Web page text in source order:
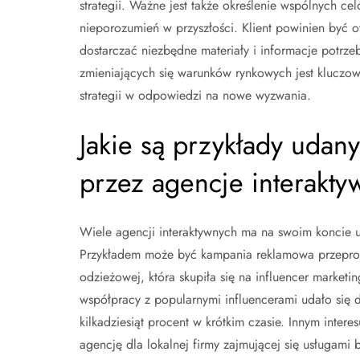
strategii. Ważne jest także określenie wspólnych
nieporozumień w przyszłości. Klient powinien być
dostarczać niezbędne materiały i informacje
zmieniających się warunków rynkowych jest
strategii w odpowiedzi na nowe wyzwania.
Jakie są przykłady
przez agencje
Wiele agencji interaktywnych ma na swoim koncie
Przykładem może być kampania reklamowa
odzieżowej, która skupiła się na influencer
współpracy z popularnymi influencerami udało
kilkadziesiąt procent w krótkim czasie. Innym
agencję dla lokalnej firmy zajmującej się